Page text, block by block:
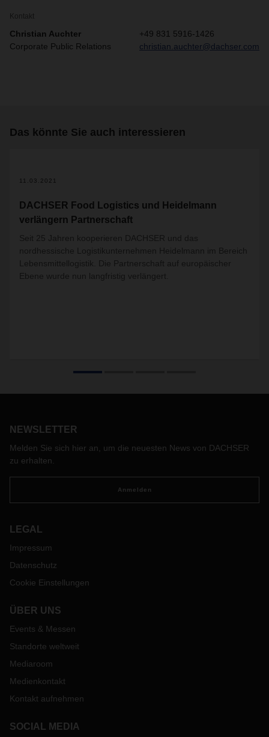
Kontakt
Christian Auchter
Corporate Public Relations
+49 831 5916-1426
christian.auchter@dachser.com
Das könnte Sie auch interessieren
11.03.2021
DACHSER Food Logistics und Heidelmann
verlängern Partnerschaft
Seit 25 Jahren kooperieren DACHSER und das
nordhessische Logistikunternehmen Heidelmann im Bereich
Lebensmittellogistik. Die Partnerschaft auf europäischer
Ebene wurde nun langfristig verlängert.
NEWSLETTER
Melden Sie sich hier an, um die neuesten News von DACHSER
zu erhalten.
Anmelden
LEGAL
Impressum
Datenschutz
Cookie Einstellungen
ÜBER UNS
Events & Messen
Standorte weltweit
Mediaroom
Medienkontakt
Kontakt aufnehmen
SOCIAL MEDIA